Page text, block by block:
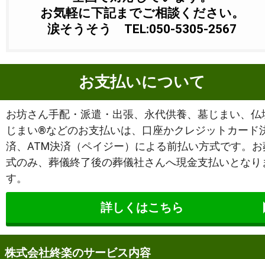
お気軽に下記までご相談ください。
涙そうそう TEL:050-5305-2567
お支払いについて
お坊さん手配・派遣・出張、永代供養、墓じまい、仏
じまい®などのお支払いは、口座かクレジットカード
済、ATM決済（ペイジー）による前払い方式です。
式のみ、葬儀終了後の葬儀社さんへ現金支払いとなり
す。
詳しくはこちら
株式会社終楽のサービス内容